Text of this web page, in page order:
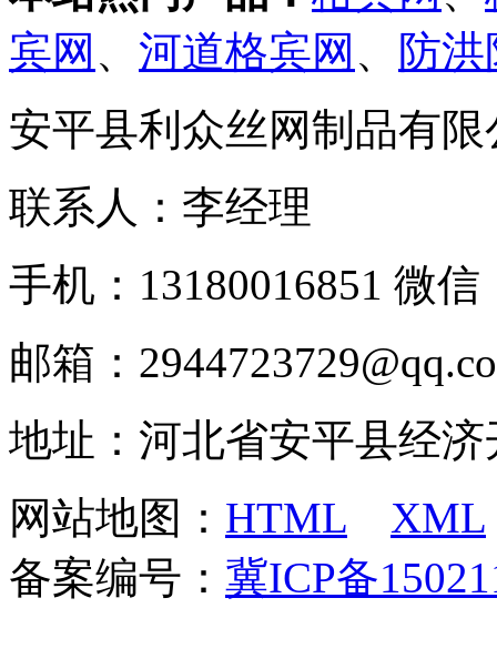
宾网 、 河道格宾网 、
防
安平县利众丝网制品有限
联系人：李经理
手机：13180016851 微信
邮箱：
地址：河北省安平县经济
网站地图： HTML
XML
备案编号： 冀ICP备